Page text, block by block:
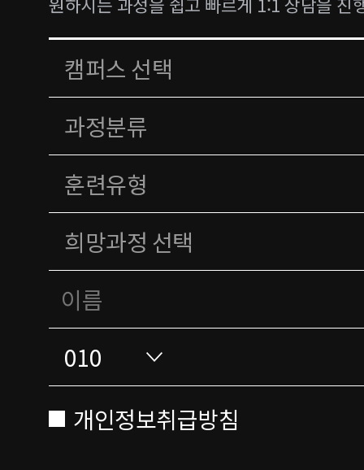
개인정보취급방침